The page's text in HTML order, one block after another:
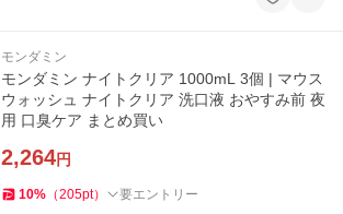
モンダミン
モンダミン ナイトクリア 1000mL 3個 | マウス
ウォッシュ ナイトクリア 洗口液 おやすみ前 夜
用 口臭ケア まとめ買い
2,264円
10% （205pt） 要エントリー